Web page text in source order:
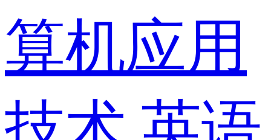
算机应用